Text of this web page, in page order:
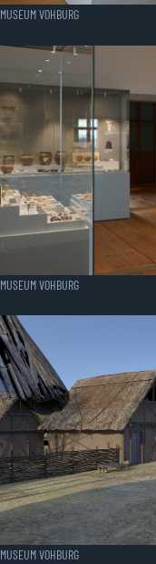
MUSEUM VOHBURG
MUSEUM VOHBURG
MUSEUM VOHBURG